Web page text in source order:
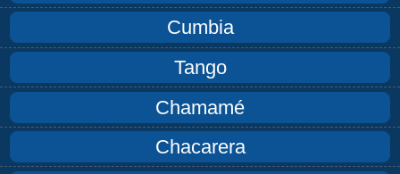
Cumbia
Tango
Chamamé
Chacarera